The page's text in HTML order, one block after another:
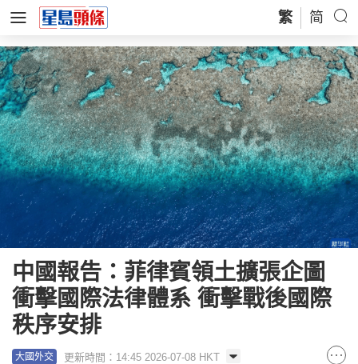
繁 简
中國報告：菲律賓領土擴張企圖
衝擊國際法律體系 衝擊戰後國際
秩序安排
大國外交 更新時間：14:45 2026-07-08 HKT